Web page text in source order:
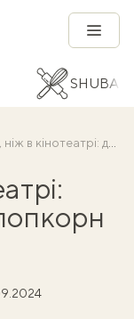
SHUBA
домашній сирний попкорн